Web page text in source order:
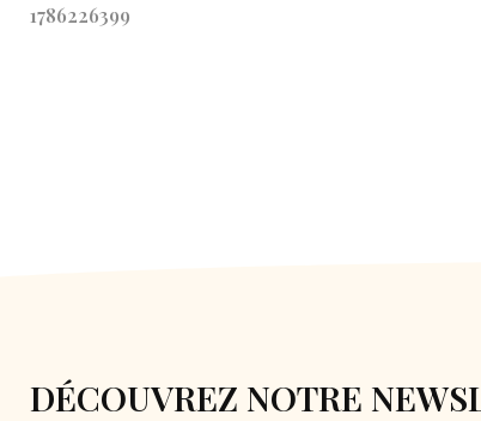
1786226399
DÉCOUVREZ NOTRE